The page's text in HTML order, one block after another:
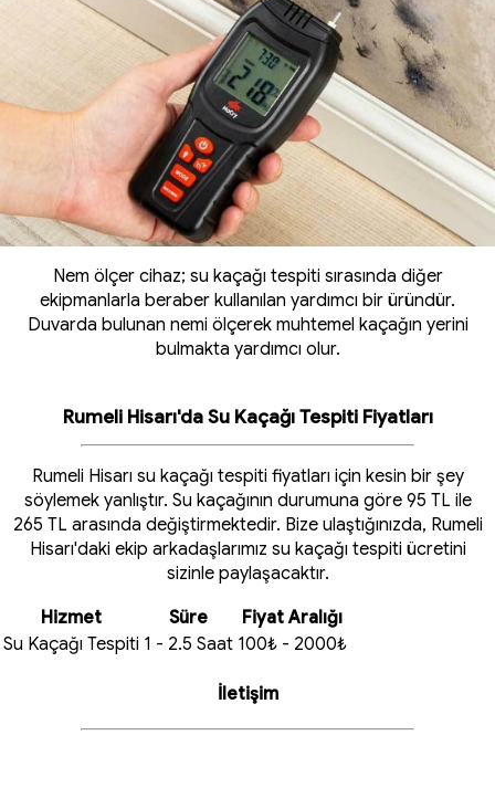
Nem ölçer cihaz; su kaçağı tespiti sırasında diğer
ekipmanlarla beraber kullanılan yardımcı bir üründür.
Duvarda bulunan nemi ölçerek muhtemel kaçağın yerini
bulmakta yardımcı olur.
Rumeli Hisarı'da Su Kaçağı Tespiti Fiyatları
Rumeli Hisarı su kaçağı tespiti fiyatları için kesin bir şey
söylemek yanlıştır. Su kaçağının durumuna göre 95 TL ile
265 TL arasında değiştirmektedir. Bize ulaştığınızda, Rumeli
Hisarı'daki ekip arkadaşlarımız su kaçağı tespiti ücretini
sizinle paylaşacaktır.
Hizmet
Süre
Fiyat Aralığı
Su Kaçağı Tespiti 1 - 2.5 Saat 100₺ - 2000₺
İletişim